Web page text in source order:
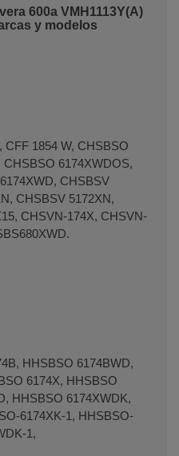
600a VMH1113Y(A)
y modelos
CFF 1854 W, CHSBSO
6174XWDOS,
CHSBSV
CHSBSV 5172XN,
CHSVN-174X, CHSVN-
HHSBSO 6174BWD,
6174X, HHSBSO
HHSBSO 6174XWDK,
6174XK-1, HHSBSO-
1,